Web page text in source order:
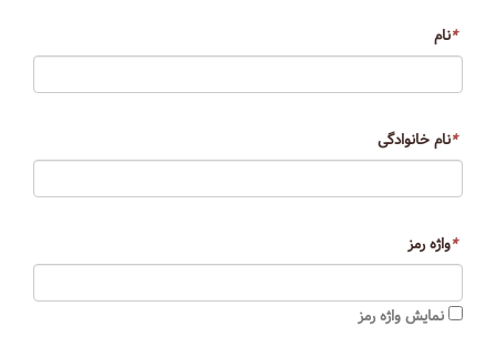
*نام
*نام خانوادگی
*واژه رمز
نمایش واژه رمز